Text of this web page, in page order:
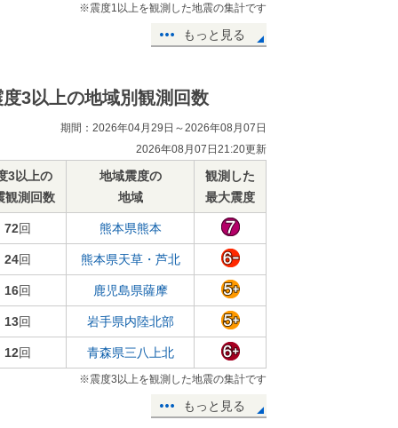
※震度1以上を観測した地震の集計です
もっと見る
度3以上の地域別観測回数
期間：2026年04月29日～2026年08月07日
2026年08月07日21:20更新
3以上の
観測回数
地域震度の
地域
観測した
最大震度
72回 熊本県熊本
24回 熊本県天草・芦北
16回 鹿児島県薩摩
13回 岩手県内陸北部
12回 青森県三八上北
※震度3以上を観測した地震の集計です
もっと見る